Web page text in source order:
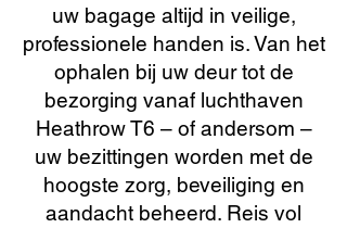
uw bagage altijd in veilige,
professionele handen is. Van het
ophalen bij uw deur tot de
bezorging vanaf luchthaven
Heathrow T6 – of andersom –
uw bezittingen worden met de
hoogste zorg, beveiliging en
aandacht beheerd. Reis vol